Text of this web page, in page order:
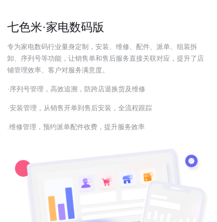
七色米·家电数码版
专为家电数码行业量身定制，安装、维修、配件、派单、组装拆
卸、序列号等功能，让销售单和售后服务直接关联对应，提升了店
铺管理效率、客户对服务满意度。
·序列号管理，高效追溯，防跨店退换货及维修
·安装管理，从销售开单到售后安装，全流程跟踪
.维修管理，预约派单配件收费，提升服务效率